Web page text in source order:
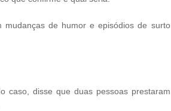
mudanças de humor e episódios de surto
caso, disse que duas pessoas prestaram